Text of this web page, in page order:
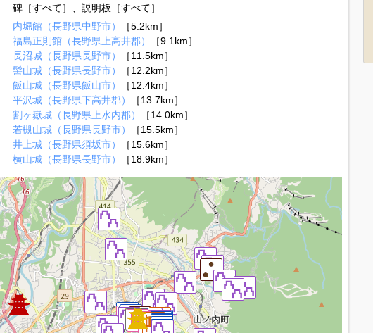
碑［すべて］、説明板［すべて］
内堀館（長野県中野市）
［5.2km］
福島正則館（長野県上高井郡）
［9.1km］
長沼城（長野県長野市）
［11.5km］
髻山城（長野県長野市）
［12.2km］
飯山城（長野県飯山市）
［12.4km］
平沢城（長野県下高井郡）
［13.7km］
割ヶ嶽城（長野県上水内郡）
［14.0km］
若槻山城（長野県長野市）
［15.5km］
井上城（長野県須坂市）
［15.6km］
横山城（長野県長野市）
［18.9km］